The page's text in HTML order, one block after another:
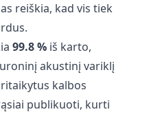
reiškia, kad vis tiek
99.8 % iš karto,
akustinį variklį
kalbos
publikuoti, kurti